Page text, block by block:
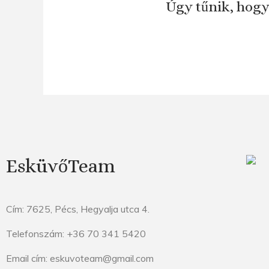
Úgy tűnik,
EsküvőTeam
Cím: 7625, Pécs, Hegyalja utca 4.
Telefonszám: +36 70 341 5420
Email cím: eskuvoteam@gmail.com